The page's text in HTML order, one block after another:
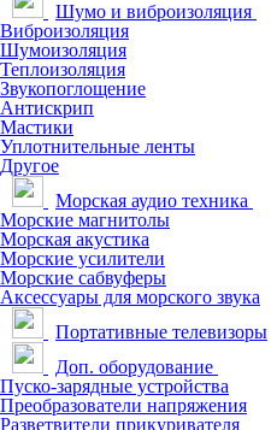
Шумо и виброизоляция
Виброизоляция
Шумоизоляция
Теплоизоляция
Звукопоглощение
Антискрип
Мастики
Уплотнительные ленты
Другое
Морская аудио техника
Морские магнитолы
Морская акустика
Морские усилители
Морские сабвуферы
Аксессуары для морского звука
Портативные телевизоры
Доп. оборудование
Пуско-зарядные устройства
Преобразователи напряжения
Разветвители прикуривателя